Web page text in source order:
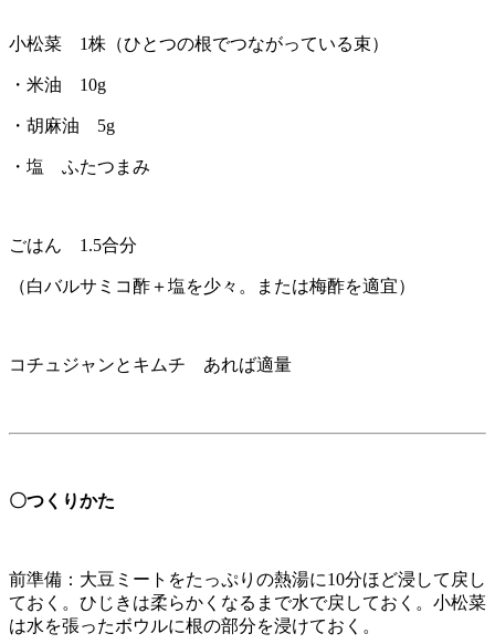
小松菜 1株（ひとつの根でつながっている束）
・米油 10g
・胡麻油 5g
・塩 ふたつまみ
ごはん 1.5合分
（白バルサミコ酢＋塩を少々。または梅酢を適宜）
コチュジャンとキムチ あれば適量
〇つくりかた
前準備：大豆ミートをたっぷりの熱湯に10分ほど浸して戻し
ておく。ひじきは柔らかくなるまで水で戻しておく。小松菜
は水を張ったボウルに根の部分を浸けておく。